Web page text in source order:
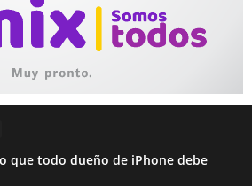
que todo dueño de iPhone debe